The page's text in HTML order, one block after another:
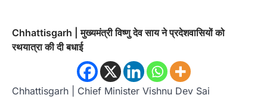
Chhattisgarh | मुख्यमंत्री विष्णु देव साय ने प्रदेशवासियों को
रथयात्रा की दी बधाई
Chhattisgarh | Chief Minister Vishnu Dev Sai